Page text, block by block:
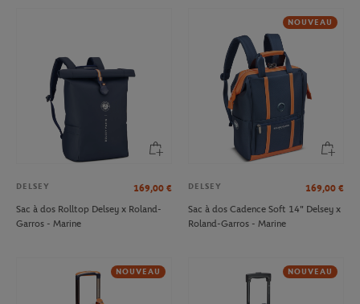
DELSEY 169,00 €
Sac à dos Rolltop Delsey x Roland-
Garros - Marine
NOUVEAU
DELSEY 169,00 €
Sac à dos Cadence Soft 14" Delsey x
Roland-Garros - Marine
NOUVEAU NOUVEAU